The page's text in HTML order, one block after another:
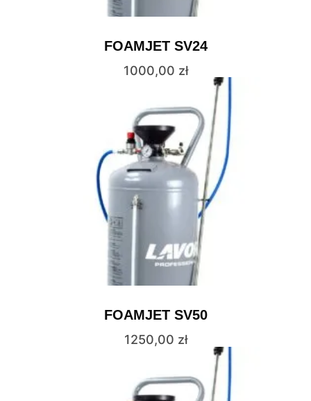
FOAMJET SV24
1000,00 zł
FOAMJET SV50
1250,00 zł